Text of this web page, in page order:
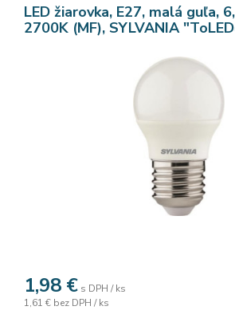
LED žiarovka, E27, malá guľa,
2700K (MF), SYLVANIA
1,98 € s DPH / ks
1,61 € bez DPH / ks